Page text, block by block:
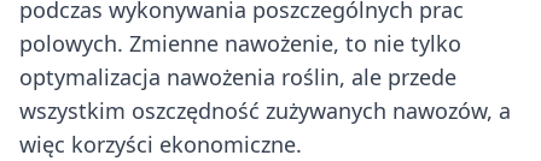
podczas wykonywania poszczególnych prac
polowych. Zmienne nawożenie, to nie tylko
optymalizacja nawożenia roślin, ale przede
wszystkim oszczędność zużywanych nawozów, a
więc korzyści ekonomiczne.